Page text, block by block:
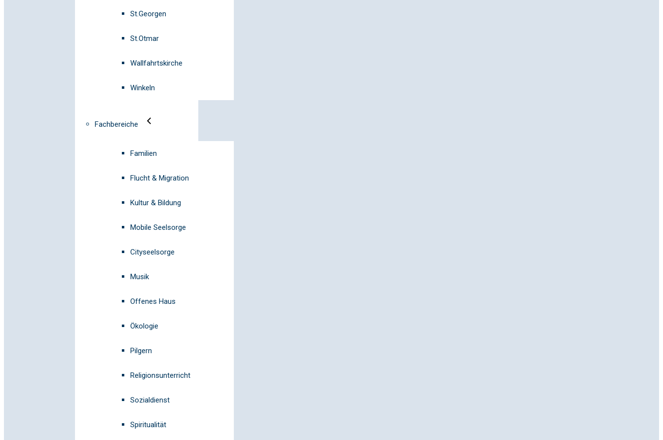
St.Georgen
St.Otmar
Wallfahrtskirche
Winkeln
Fachbereiche
Familien
Flucht & Migration
Kultur & Bildung
Mobile Seelsorge
Cityseelsorge
Musik
Offenes Haus
Ökologie
Pilgern
Religionsunterricht
Sozialdienst
Spiritualität